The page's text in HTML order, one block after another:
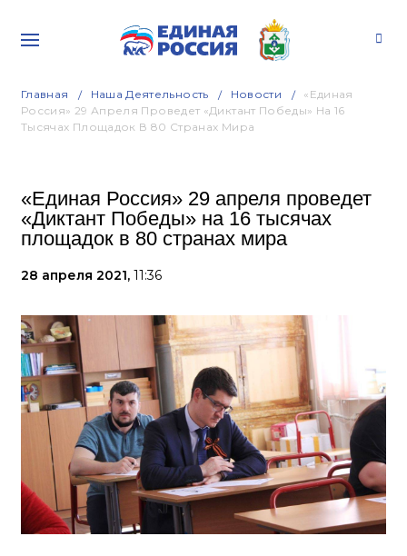
Главная Наша Деятельность Новости
«Единая
Россия» 29 Апреля Проведет «Диктант Победы» На 16
Тысячах Площадок В 80 Странах Мира
«Единая Россия» 29 апреля проведет
«Диктант Победы» на 16 тысячах
площадок в 80 странах мира
28 апреля 2021, 11:36